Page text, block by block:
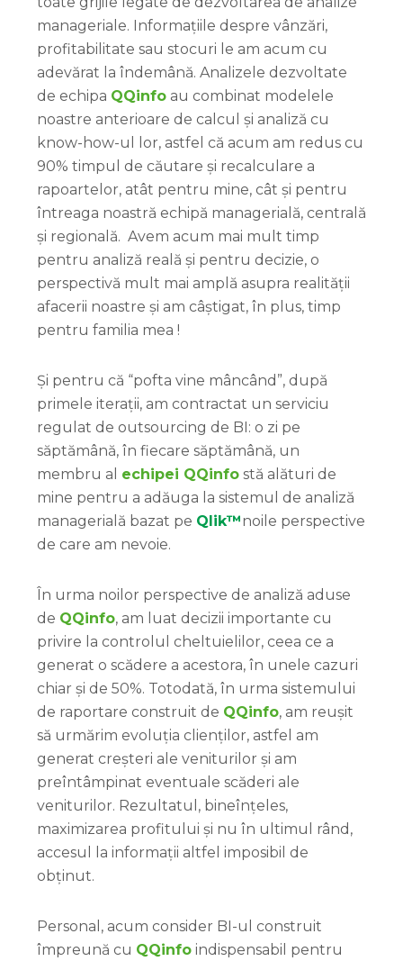
manageriale. Informațiile despre vânzări,
profitabilitate sau stocuri le am acum cu
adevărat la îndemână. Analizele dezvoltate
de echipa QQinfo au combinat modelele
noastre anterioare de calcul și analiză cu
know-how-ul lor, astfel că acum am redus cu
90% timpul de căutare și recalculare a
rapoartelor, atât pentru mine, cât și pentru
întreaga noastră echipă managerială, centrală
și regională. Avem acum mai mult timp
pentru analiză reală și pentru decizie, o
perspectivă mult mai amplă asupra realității
afacerii noastre și am câștigat, în plus, timp
pentru familia mea !
Și pentru că “pofta vine mâncând”, după
primele iterații, am contractat un serviciu
regulat de outsourcing de BI: o zi pe
săptămână, în fiecare săptămână, un
membru al echipei QQinfo stă alături de
mine pentru a adăuga la sistemul de analiză
managerială bazat pe Qlik™noile perspective
de care am nevoie.
În urma noilor perspective de analiză aduse
de QQinfo, am luat decizii importante cu
privire la controlul cheltuielilor, ceea ce a
generat o scădere a acestora, în unele cazuri
chiar și de 50%. Totodată, în urma sistemului
de raportare construit de QQinfo, am reușit
să urmărim evoluția clienților, astfel am
generat creșteri ale veniturilor și am
preîntâmpinat eventuale scăderi ale
veniturilor. Rezultatul, bineînțeles,
maximizarea profitului și nu în ultimul rând,
accesul la informații altfel imposibil de
obținut.
Personal, acum consider BI-ul construit
împreună cu QQinfo indispensabil pentru